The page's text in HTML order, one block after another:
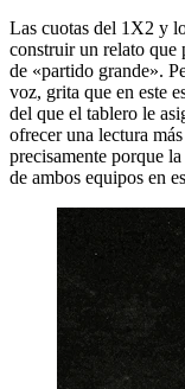
Las cuotas del 1X2 y
construir un relato que
de «partido grande».
voz, grita que en este
del que el tablero le
ofrecer una lectura
precisamente porque
de ambos equipos en